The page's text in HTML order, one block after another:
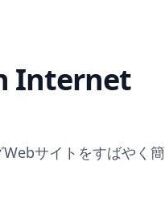
Internet
サイトをすばやく簡